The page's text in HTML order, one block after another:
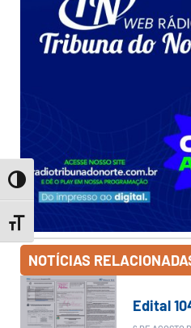
Toggle High Contrast
Toggle Font size
NOTÍCIAS
Edital